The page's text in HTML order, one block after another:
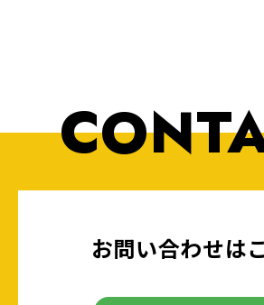
お問い合わせは